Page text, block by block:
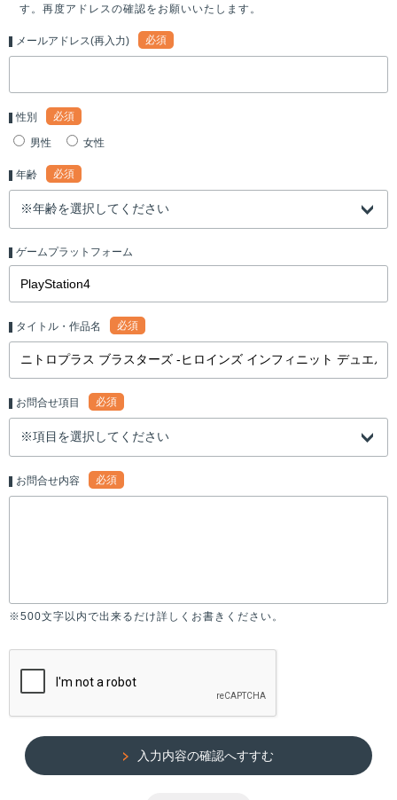
す。再度アドレスの確認をお願いいたします。
メールアドレス(再入力) 必須
性別 必須
男性 女性
年齢 必須
ゲームプラットフォーム
タイトル・作品名 必須
お問合せ項目 必須
お問合せ内容 必須
※500文字以内で出来るだけ詳しくお書きください。
入力内容の確認へすすむ